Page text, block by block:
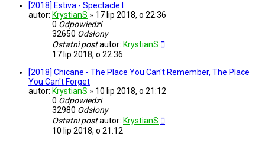
[2018] Estiva - Spectacle I
autor: KrystianS » 17 lip 2018, o 22:36
0 Odpowiedzi
32650 Odsłony
Ostatni postautor: KrystianS
17 lip 2018, o 22:36
[2018] Chicane - The Place You Can't Remember, The Place
You Can't Forget
autor: KrystianS » 10 lip 2018, o 21:12
0 Odpowiedzi
32980 Odsłony
Ostatni postautor: KrystianS
10 lip 2018, o 21:12